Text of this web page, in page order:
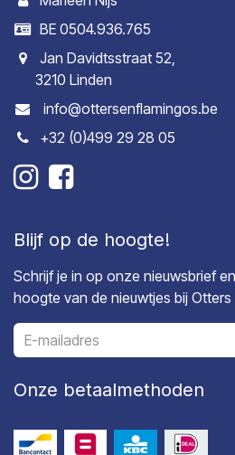
BE 0504.936.765
Jan Davidtsstraat 52,
3210 Linden
info@ottersenflamingos.be
+32 (0)499 29 28 05
Blijf op de hoogte!
Schrijf je in op onze nieuwsbrief
hoogte van de nieuwtjes bij Otters
Onze betaalmethoden